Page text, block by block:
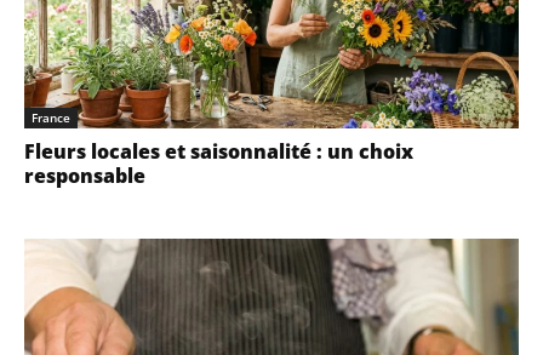
France
Fleurs locales et saisonnalité : un choix
responsable